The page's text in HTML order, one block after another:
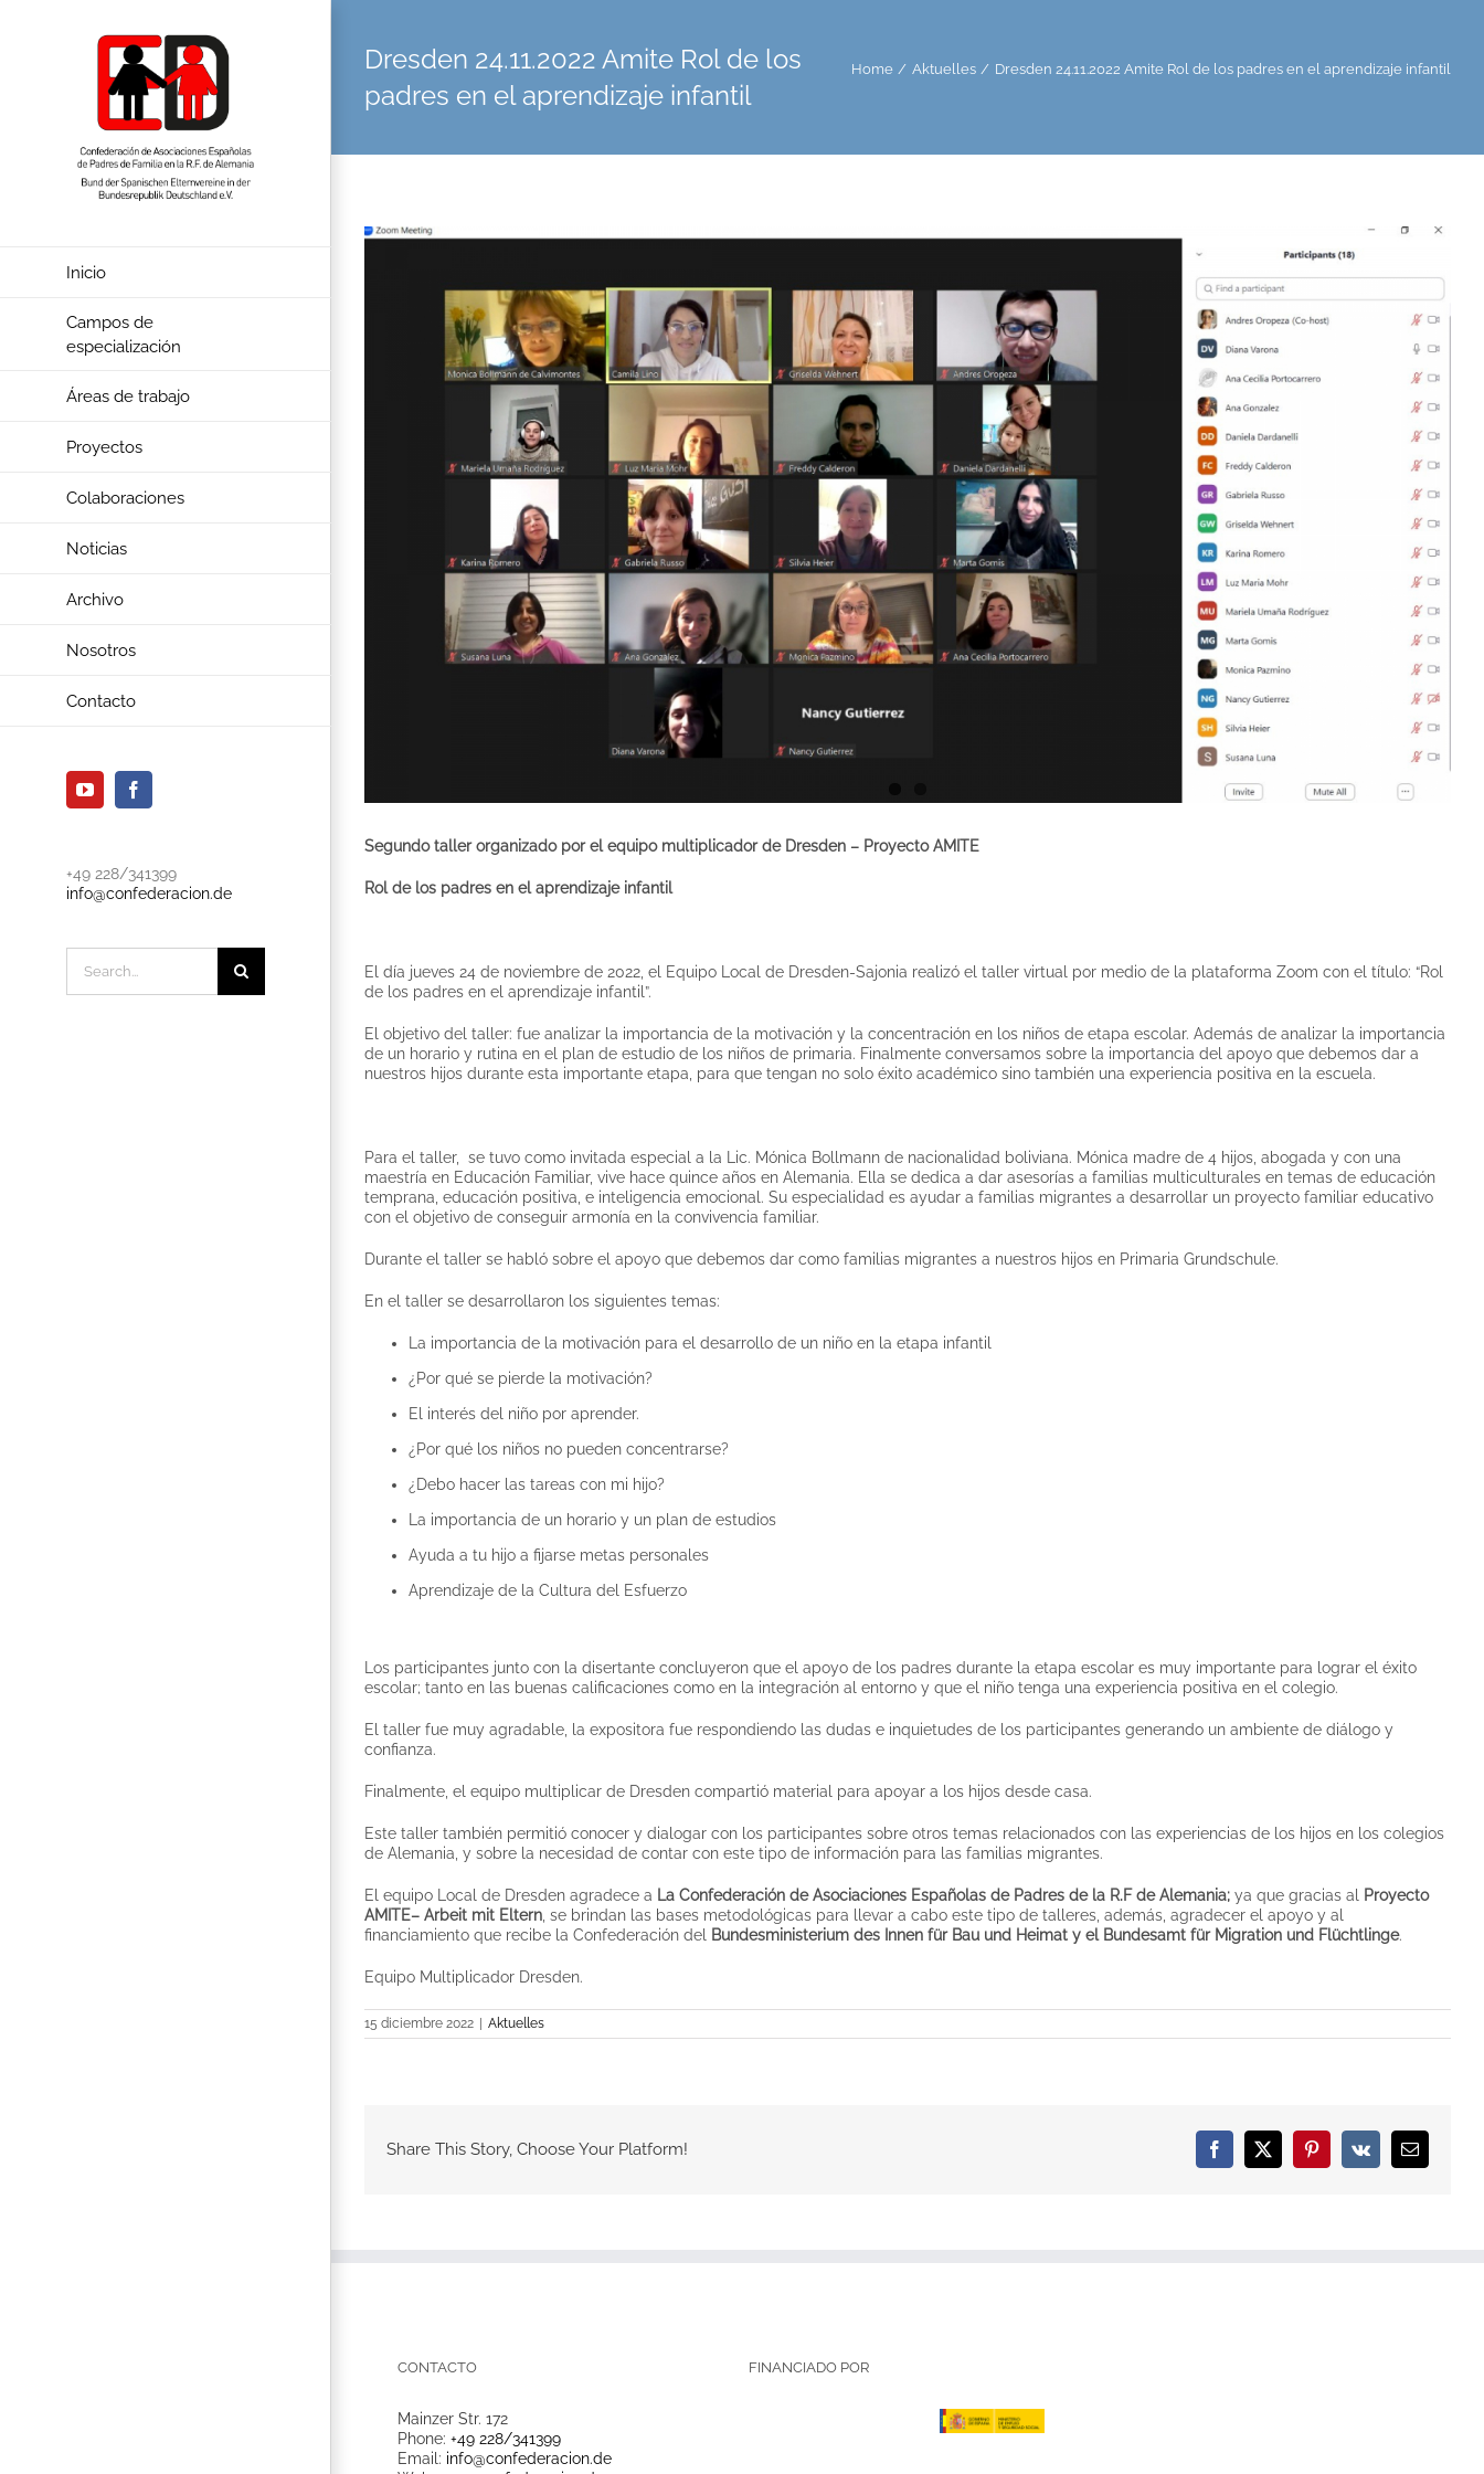
Inicio
Campos de
especialización
Áreas de trabajo
Proyectos
Colaboraciones
Noticias
Archivo
Nosotros
Contacto
YouTubeFacebook
+49 228/341399
info@confederacion.de
for:
Dresden 24.11.2022 Amite Rol de los
padres en el aprendizaje infantil
Home Aktuelles Dresden 24.11.2022 Amite Rol de los padres en el aprendizaje infantil
View
Segundo taller organizado por el equipo multiplicador de Dresden – Proyecto AMITE
Rol de los padres en el aprendizaje infantil
El día jueves 24 de noviembre de 2022, el Equipo Local de Dresden-Sajonia realizó el taller virtual por medio de la plataforma Zoom con el título: “Rol
de los padres en el aprendizaje infantil”.
El objetivo del taller: fue analizar la importancia de la motivación y la concentración en los niños de etapa escolar. Además de analizar la importancia
de un horario y rutina en el plan de estudio de los niños de primaria. Finalmente conversamos sobre la importancia del apoyo que debemos dar a
nuestros hijos durante esta importante etapa, para que tengan no solo éxito académico sino también una experiencia positiva en la escuela.
Para el taller, se tuvo como invitada especial a la Lic. Mónica Bollmann de nacionalidad boliviana. Mónica madre de 4 hijos, abogada y con una
maestría en Educación Familiar, vive hace quince años en Alemania. Ella se dedica a dar asesorías a familias multiculturales en temas de educación
temprana, educación positiva, e inteligencia emocional. Su especialidad es ayudar a familias migrantes a desarrollar un proyecto familiar educativo
con el objetivo de conseguir armonía en la convivencia familiar.
Durante el taller se habló sobre el apoyo que debemos dar como familias migrantes a nuestros hijos en Primaria Grundschule.
En el taller se desarrollaron los siguientes temas:
La importancia de la motivación para el desarrollo de un niño en la etapa infantil
¿Por qué se pierde la motivación?
El interés del niño por aprender.
¿Por qué los niños no pueden concentrarse?
¿Debo hacer las tareas con mi hijo?
La importancia de un horario y un plan de estudios
Ayuda a tu hijo a fijarse metas personales
Aprendizaje de la Cultura del Esfuerzo
Los participantes junto con la disertante concluyeron que el apoyo de los padres durante la etapa escolar es muy importante para lograr el éxito
escolar; tanto en las buenas calificaciones como en la integración al entorno y que el niño tenga una experiencia positiva en el colegio.
El taller fue muy agradable, la expositora fue respondiendo las dudas e inquietudes de los participantes generando un ambiente de diálogo y
confianza.
Finalmente, el equipo multiplicar de Dresden compartió material para apoyar a los hijos desde casa.
Este taller también permitió conocer y dialogar con los participantes sobre otros temas relacionados con las experiencias de los hijos en los colegios
de Alemania, y sobre la necesidad de contar con este tipo de información para las familias migrantes.
El equipo Local de Dresden agradece a La Confederación de Asociaciones Españolas de Padres de la R.F de Alemania; ya que gracias al Proyecto
AMITE– Arbeit mit Eltern , se brindan las bases metodológicas para llevar a cabo este tipo de talleres, además, agradecer el apoyo y al
financiamiento que recibe la Confederación del Bundesministerium des Innen für Bau und Heimat y el Bundesamt für Migration und Flüchtlinge.
Equipo Multiplicador Dresden.
15 diciembre 2022 | Aktuelles
Share This Story, Choose Your Platform! Facebook
X Pinterest
Vk Email
CONTACTO
Mainzer Str. 172
Phone: +49 228/341399
Email: info@confederacion.de
FINANCIADO POR